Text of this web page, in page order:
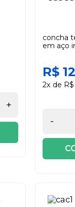
+
concha
em aço
R$
2x de
-